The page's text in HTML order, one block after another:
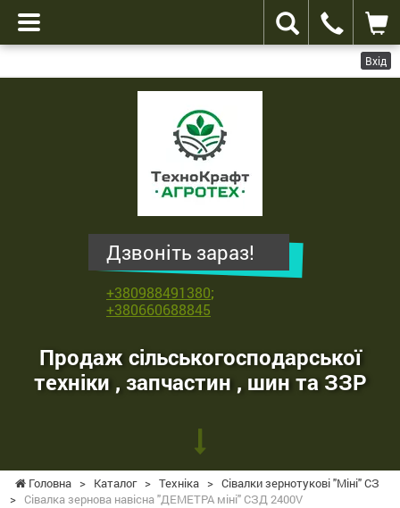
Вхід
сільськогосподарської
Дзвоніть зараз!
+380988491380;
+380660688845
Продаж сільськогосподарської
техніки , запчастин , шин та ЗЗР
Головна > Каталог > Техніка > Сівалки зернотукові "Міні" СЗ
> Сівалка зернова навісна "ДЕМЕТРА міні" СЗД 2400V